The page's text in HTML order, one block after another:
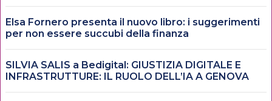
Elsa Fornero presenta il nuovo libro: i suggerimenti
per non essere succubi della finanza
SILVIA SALIS a Bedigital: GIUSTIZIA DIGITALE E
INFRASTRUTTURE: IL RUOLO DELL’IA A GENOVA